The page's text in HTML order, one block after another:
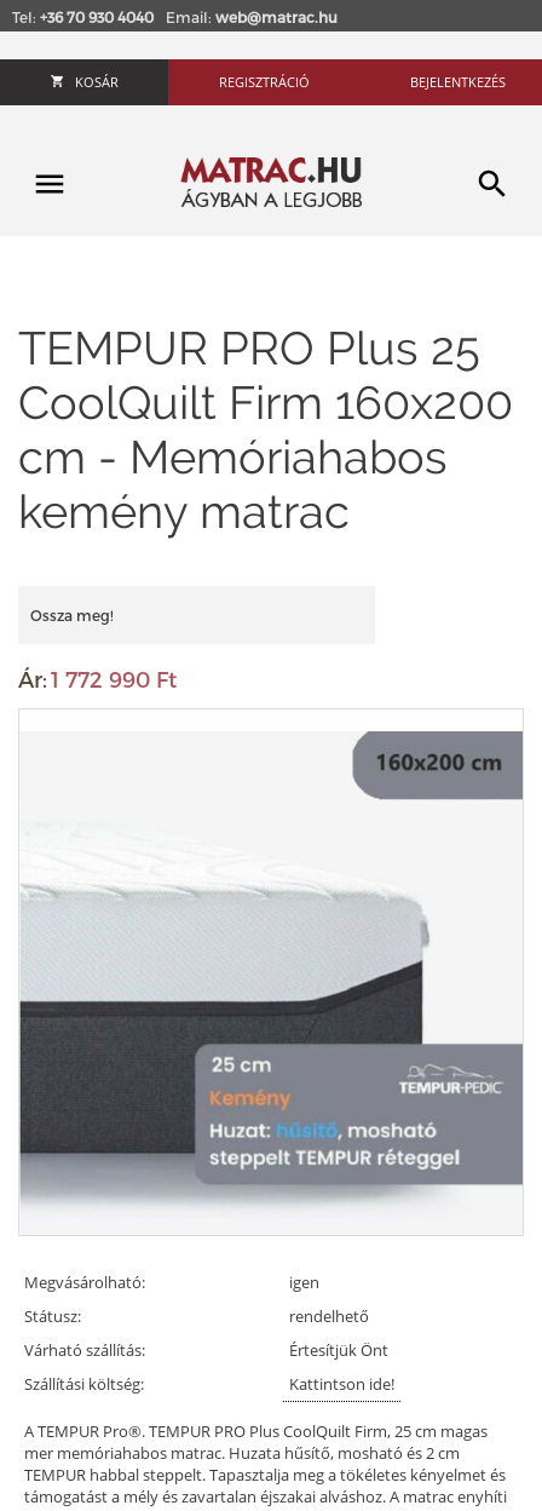
Tel: +36 70 930 4040 Email: web@matrac.hu
KOSÁR REGISZTRÁCIÓ BEJELENTKEZÉS
TEMPUR PRO Plus 25
CoolQuilt Firm 160x200
cm - Memóriahabos
kemény matrac
Ossza meg!
Ár:1 772 990 Ft
Megvásárolható:
igen
Státusz:
rendelhető
Várható szállítás:
Értesítjük Önt
Szállítási költség:
Kattintson ide!
A TEMPUR Pro®. TEMPUR PRO Plus CoolQuilt Firm, 25 cm magas
mer memóriahabos matrac. Huzata hűsítő, mosható és 2 cm
TEMPUR habbal steppelt. Tapasztalja meg a tökéletes kényelmet és
támogatást a mély és zavartalan éjszakai alváshoz. A matrac enyhíti